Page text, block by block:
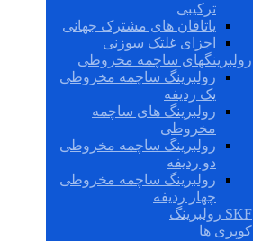
ترکیبی
یاتاقان های مشترک جهانی
اجزای غلتک سوزنی
رولبرینگهای ساچمه مخروطی
رولبرینگ ساچمه مخروطی
یک ردیفه
رولبرینگ های ساچمه
مخروطی
رولبرینگ ساچمه مخروطی
دو ردیفه
رولبرینگ ساچمه مخروطی
چهار ردیفه
SKF رولبرینگ
کوپری ها